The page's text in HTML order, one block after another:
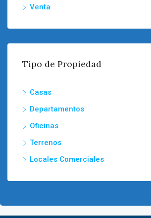
Venta
Tipo de Propiedad
Casas
Departamentos
Oficinas
Terrenos
Locales Comerciales